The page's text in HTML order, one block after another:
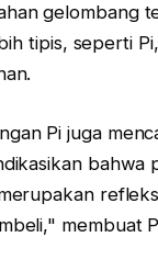
gelombang
tipis, seperti
Pi juga
bahwa
membuat